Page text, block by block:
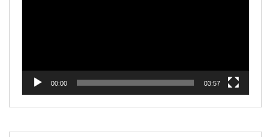
00:00 03:57